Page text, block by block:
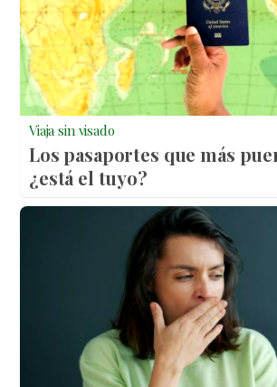
Viaja sin visado
Los pasaportes que más
¿está el tuyo?